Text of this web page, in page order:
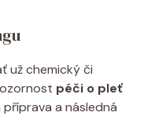
už chemický či
péči o ⁣pleť
⁤a‍ následná